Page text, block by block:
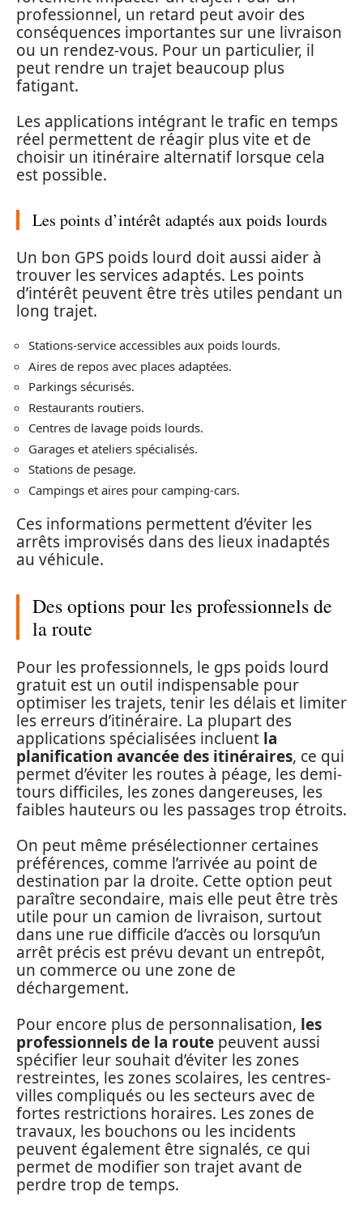
professionnel, un retard peut avoir des
conséquences importantes sur une livraison
ou un rendez-vous. Pour un particulier, il
peut rendre un trajet beaucoup plus
fatigant.
Les applications intégrant le trafic en temps
réel permettent de réagir plus vite et de
choisir un itinéraire alternatif lorsque cela
est possible.
Les points d’intérêt adaptés aux poids lourds
Un bon GPS poids lourd doit aussi aider à
trouver les services adaptés. Les points
d’intérêt peuvent être très utiles pendant un
long trajet.
Stations-service accessibles aux poids lourds.
Aires de repos avec places adaptées.
Parkings sécurisés.
Restaurants routiers.
Centres de lavage poids lourds.
Garages et ateliers spécialisés.
Stations de pesage.
Campings et aires pour camping-cars.
Ces informations permettent d’éviter les
arrêts improvisés dans des lieux inadaptés
au véhicule.
Des options pour les professionnels de
la route
Pour les professionnels, le gps poids lourd
gratuit est un outil indispensable pour
optimiser les trajets, tenir les délais et limiter
les erreurs d’itinéraire. La plupart des
applications spécialisées incluent la
planification avancée des itinéraires, ce qui
permet d’éviter les routes à péage, les demi-
tours difficiles, les zones dangereuses, les
faibles hauteurs ou les passages trop étroits.
On peut même présélectionner certaines
préférences, comme l’arrivée au point de
destination par la droite. Cette option peut
paraître secondaire, mais elle peut être très
utile pour un camion de livraison, surtout
dans une rue difficile d’accès ou lorsqu’un
arrêt précis est prévu devant un entrepôt,
un commerce ou une zone de
déchargement.
Pour encore plus de personnalisation, les
professionnels de la route peuvent aussi
spécifier leur souhait d’éviter les zones
restreintes, les zones scolaires, les centres-
villes compliqués ou les secteurs avec de
fortes restrictions horaires. Les zones de
travaux, les bouchons ou les incidents
peuvent également être signalés, ce qui
permet de modifier son trajet avant de
perdre trop de temps.